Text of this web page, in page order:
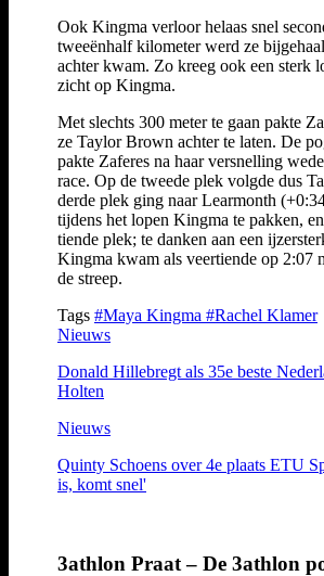
Ook Kingma verloor helaas snel
tweeënhalf kilometer werd ze
achter kwam. Zo kreeg ook een sterk
zicht op Kingma.
Met slechts 300 meter te gaan pakte
ze Taylor Brown achter te laten. De
pakte Zaferes na haar versnelling
race. Op de tweede plek volgde dus
derde plek ging naar Learmonth
tijdens het lopen Kingma te pakken,
tiende plek; te danken aan een
Kingma kwam als veertiende op 2:07
de streep.
Tags #Maya Kingma #Rachel Klamer
Nieuws
Donald Hillebregt als 35e beste
Holten
Nieuws
Quinty Schoens over 4e plaats ETU
is, komt snel'
3athlon Praat – De 3athlon